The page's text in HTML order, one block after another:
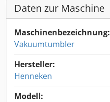
Daten zur Maschine
Maschinenbezeichnung:
Vakuumtumbler
Hersteller:
Henneken
Modell: